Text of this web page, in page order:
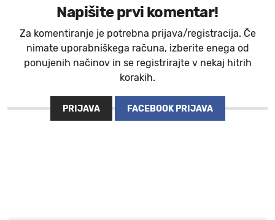
Napišite prvi komentar!
Za komentiranje je potrebna prijava/registracija. Če
nimate uporabniškega računa, izberite enega od
ponujenih načinov in se registrirajte v nekaj hitrih
korakih.
PRIJAVA FACEBOOK PRIJAVA